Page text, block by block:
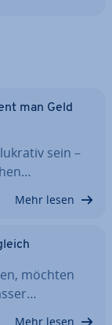
man Geld
sein –
Mehr lesen
möchten
Mehr lesen